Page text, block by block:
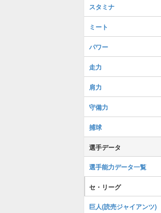
スタミナ
ミート
パワー
走力
肩力
守備力
捕球
選手データ
選手能力データ一覧
セ・リーグ
巨人(読売ジャイアンツ)